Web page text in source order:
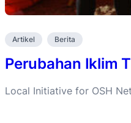
Artikel Berita
Perubahan Iklim
Local Initiative for OSH